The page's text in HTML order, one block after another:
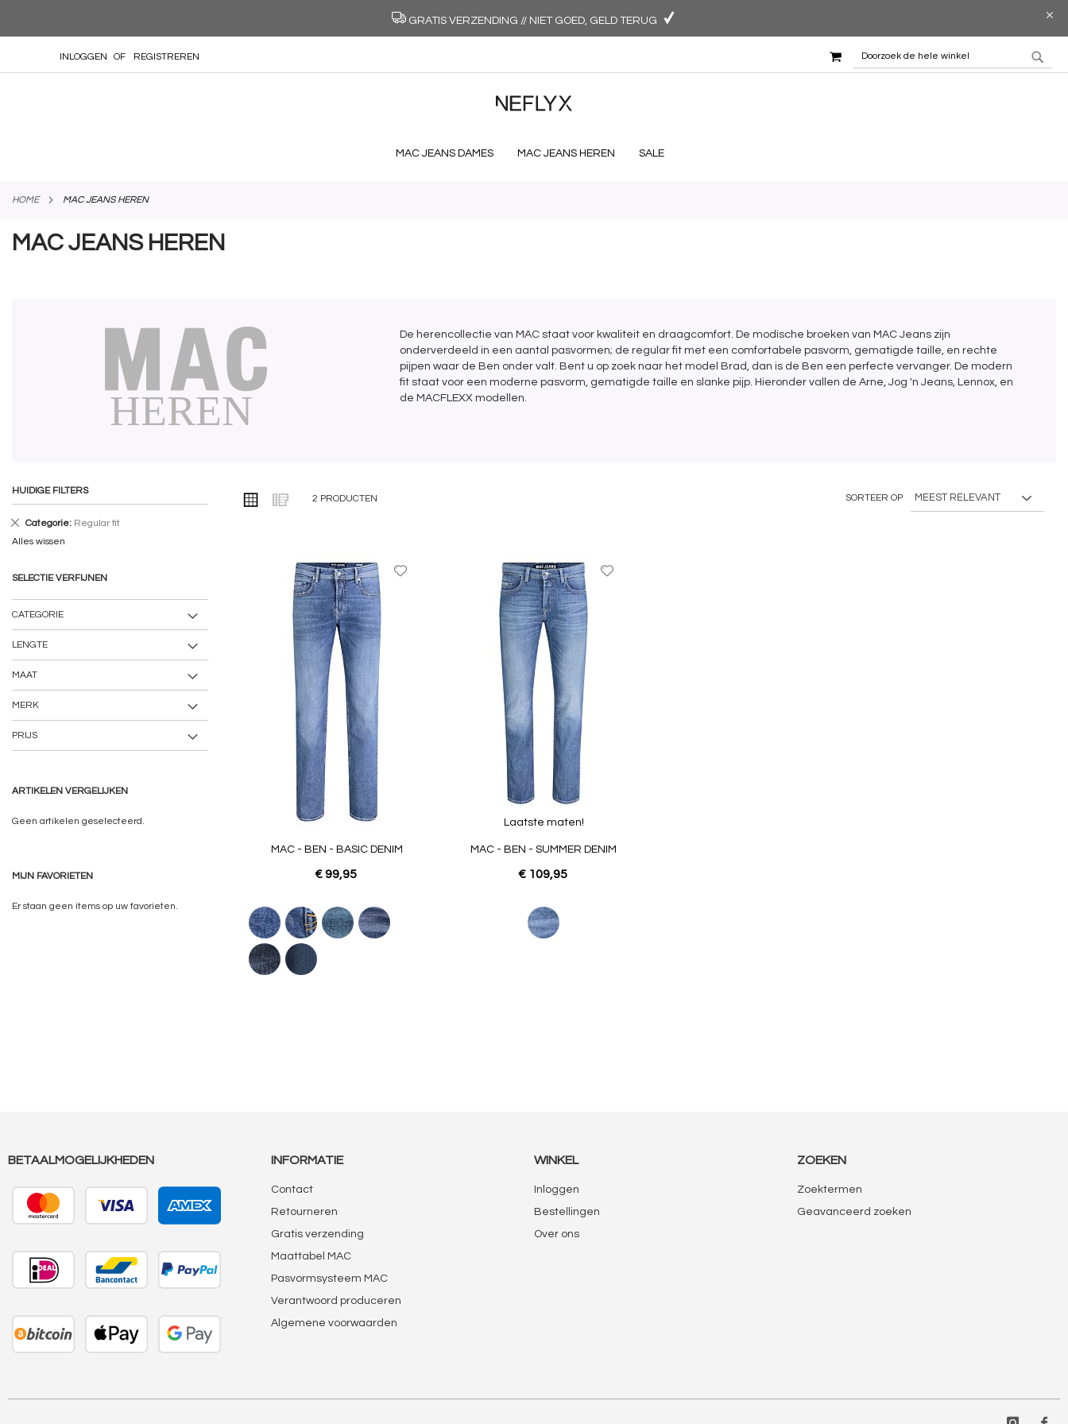
GRATIS VERZENDING // NIET GOED, GELD TERUG
INLOGGEN
REGISTREREN
ZOEK
MAC JEANS DAMES MAC JEANS HEREN SALE
HOME MAC JEANS HEREN
MAC JEANS HEREN
De herencollectie van MAC staat voor kwaliteit en draagcomfort. De modische broeken van MAC Jeans zijn
onderverdeeld in een aantal pasvormen; de regular fit met een comfortabele pasvorm, gematigde taille, en rechte
pijpen waar de Ben onder valt. Bent u op zoek naar het model Brad, dan is de Ben een perfecte vervanger. De modern
fit staat voor een moderne pasvorm, gematigde taille en slanke pijp. Hieronder vallen de Arne, Jog 'n Jeans, Lennox, en
de MACFLEXX modellen.
TONEN
ALS
Foto-
Lijst
2 PRODUCTEN SORTEER OP
MAC - BEN - BASIC DENIM
€ 99,95
Laatste maten!
MAC - BEN - SUMMER DENIM
€ 109,95
HUIDIGE FILTERS
Categorie Regular fit
Verwijder
Alles wissen
SELECTIE VERFIJNEN
CATEGORIE
LENGTE
MAAT
MERK
PRIJS
ARTIKELEN VERGELIJKEN
Geen artikelen geselecteerd.
MIJN FAVORIETEN
Er staan geen items op uw favorieten.
BETAALMOGELIJKHEDEN INFORMATIE
Contact
Retourneren
Gratis verzending
Maattabel MAC
Pasvormsysteem MAC
Verantwoord produceren
Algemene voorwaarden
WINKEL
Inloggen
Bestellingen
Over ons
ZOEKEN
Zoektermen
Geavanceerd zoeken